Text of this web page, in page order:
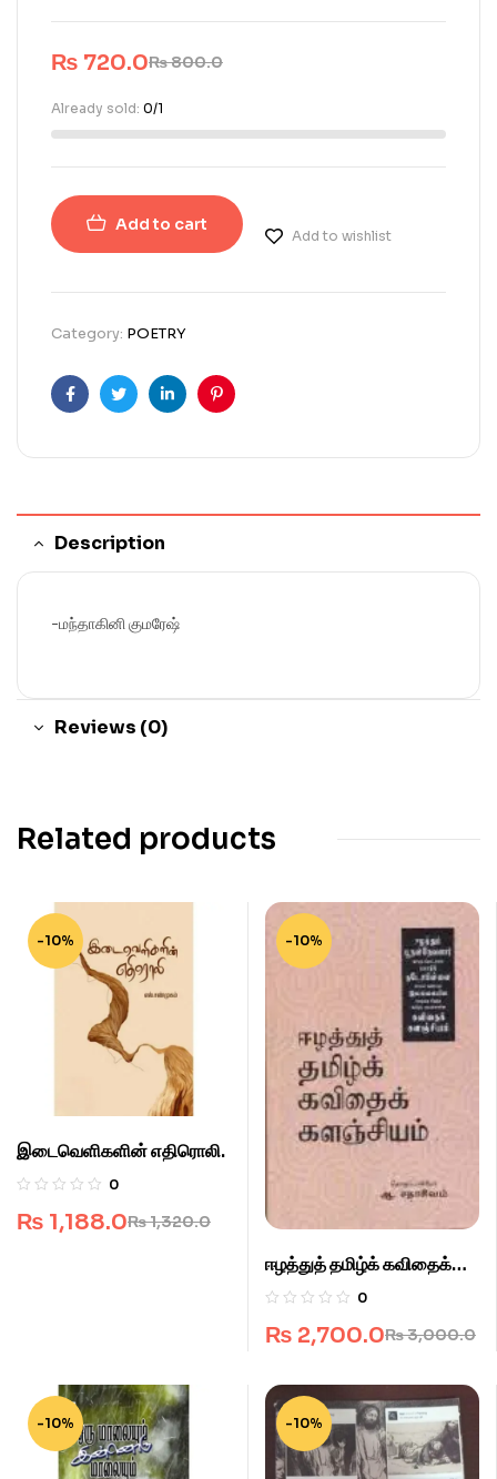
₨800.0
₨ 720.0
Already sold: 0/1
Add to cart
Add to wishlist
Category: POETRY
FacebookTwitterLinkedinPinterest
Description
-மந்தாகினி குமரேஷ்
Reviews (0)
Related products
-10%
இடைவெளிகளின் எதிரொலி.
0
₨1,320.0
₨ 1,188.0
-10%
ஈழத்துத் தமிழ்க் கவிதைக்
களஞ்சியம். 0
₨3,000.0
₨ 2,700.0
-10% -10%